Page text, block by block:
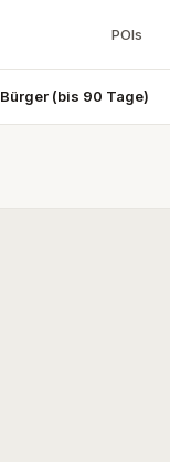
POIs
(bis 90 Tage)